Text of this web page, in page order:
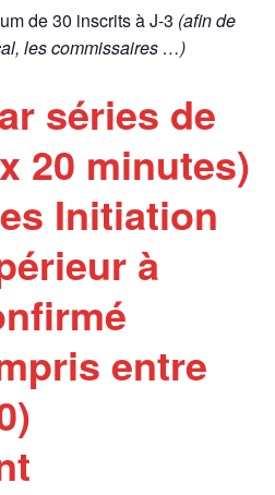
de 30 inscrits à J-3 (afin de
les commissaires …)
séries de
20 minutes)
Initiation
à
entre